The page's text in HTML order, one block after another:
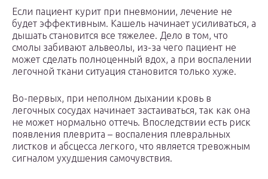
Если пациент курит при пневмонии, лечение не
будет эффективным. Кашель начинает усиливаться, а
дышать становится все тяжелее. Дело в том, что
смолы забивают альвеолы, из-за чего пациент не
может сделать полноценный вдох, а при воспалении
легочной ткани ситуация становится только хуже.
Во-первых, при неполном дыхании кровь в
легочных сосудах начинает застаиваться, так как она
не может нормально оттечь. Впоследствии есть риск
появления плеврита – воспаления плевральных
листков и абсцесса легкого, что является тревожным
сигналом ухудшения самочувствия.